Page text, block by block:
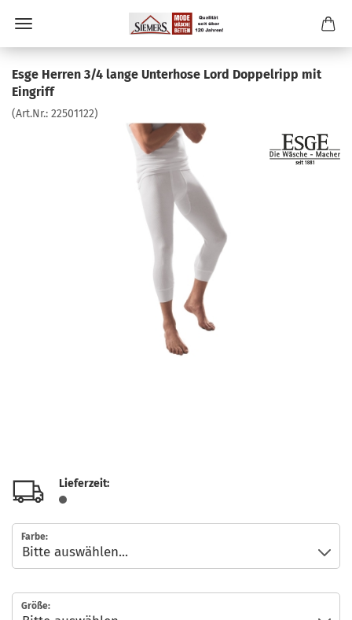
Esge Herren 3/4 lange Unterhose Lord Doppelripp mit
Eingriff
(Art.Nr.: 22501122)
Lieferzeit:
Farbe:
Größe: